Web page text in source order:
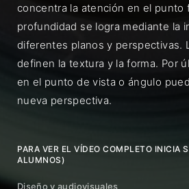
concentra la atención en el punto
profundidad se logra mediante la
diferentes planos y perspectivas.
definen la textura y la forma. Por
en el punto de vista o ángulo
nueva perspectiva.
PARA VER EL VÍDEO COMPLETO INICIA
ALUMNOS)
Diseño y audiovisuales